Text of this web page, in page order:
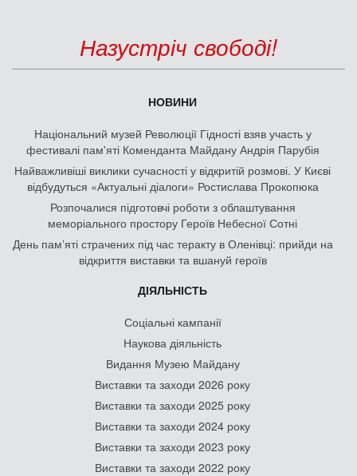
Назустріч свободі!
НОВИНИ
Національний музей Революції Гідності взяв участь у
фестивалі пам'яті Коменданта Майдану Андрія Парубія
Найважливіші виклики сучасності у відкритій розмові. У Києві
відбудуться «Актуальні діалоги» Ростислава Прокопюка
Розпочалися підготовчі роботи з облаштування
меморіального простору Героїв Небесної Сотні
День памʼяті страчених під час теракту в Оленівці: прийди на
відкриття виставки та вшануй героїв
ДІЯЛЬНІСТЬ
Соціальні кампанії
Наукова діяльність
Видання Музею Майдану
Виставки та заходи 2026 року
Виставки та заходи 2025 року
Виставки та заходи 2024 року
Виставки та заходи 2023 року
Виставки та заходи 2022 року